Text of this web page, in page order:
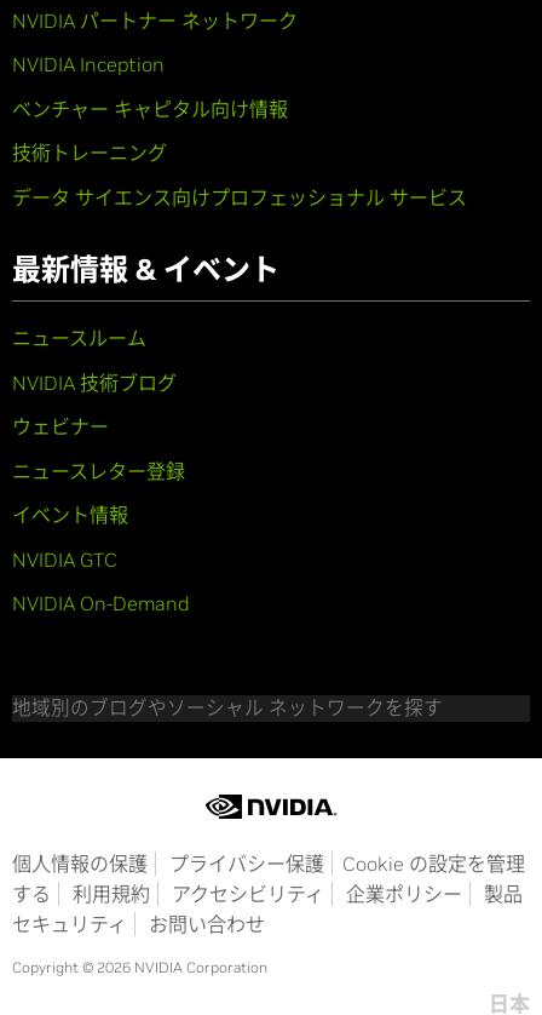
NVIDIA パートナー ネットワーク
NVIDIA Inception
ベンチャー キャピタル向け情報
技術トレーニング
データ サイエンス向けプロフェッショナル サービス
最新情報 & イベント
ニュースルーム
NVIDIA 技術ブログ
ウェビナー
ニュースレター登録
イベント情報
NVIDIA GTC
NVIDIA On-Demand
地域別のブログやソーシャル ネットワークを探す
個人情報の保護 プライバシー保護
Cookie の設定を管理
する
利用規約 アクセシビリティ 企業ポリシー
製品
セキュリティ
お問い合わせ
Copyright © 2026 NVIDIA Corporation
日本